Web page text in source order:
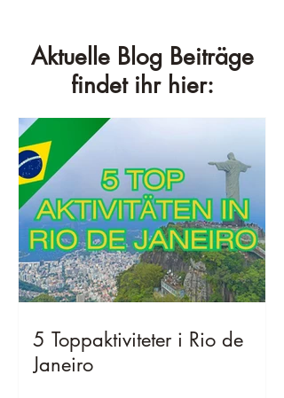
Aktuelle Blog Beiträge
findet ihr hier:
5 Toppaktiviteter i Rio de
Janeiro